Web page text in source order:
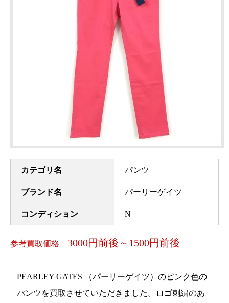
カテゴリ名 パンツ
ブランド名 パーリーゲイツ
コンディション N
参考買取価格 3000円前後～1500円前後
PEARLEY GATES （パーリーゲイツ）のピンク色の
パンツを買取させていただきました。ロゴ刺繍のあ